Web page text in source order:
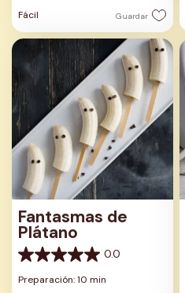
Fácil
Guardar
Fantasmas de
Plátano
0.0
0.0
de
Preparación: 10 min